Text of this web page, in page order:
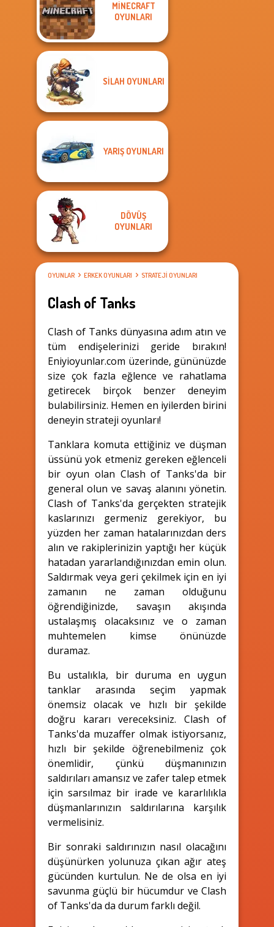
MINECRAFT
OYUNLARI
SILAH OYUNLARI
YARIŞ OYUNLARI
DÖVÜŞ
OYUNLARI
OYUNLAR ERKEK OYUNLARI STRATEJI OYUNLARI
Clash of Tanks
Clash of Tanks dünyasına adım atın ve
tüm endişelerinizi geride bırakın!
Eniyioyunlar.com üzerinde, gününüzde
size çok fazla eğlence ve rahatlama
getirecek birçok benzer deneyim
bulabilirsiniz. Hemen en iyilerden birini
deneyin strateji oyunları!
Tanklara komuta ettiğiniz ve düşman
üssünü yok etmeniz gereken eğlenceli
bir oyun olan Clash of Tanks'da bir
general olun ve savaş alanını yönetin.
Clash of Tanks'da gerçekten stratejik
kaslarınızı germeniz gerekiyor, bu
yüzden her zaman hatalarınızdan ders
alın ve rakiplerinizin yaptığı her küçük
hatadan yararlandığınızdan emin olun.
Saldırmak veya geri çekilmek için en iyi
zamanın ne zaman olduğunu
öğrendiğinizde, savaşın akışında
ustalaşmış olacaksınız ve o zaman
muhtemelen kimse önünüzde
duramaz.
Bu ustalıkla, bir duruma en uygun
tanklar arasında seçim yapmak
önemsiz olacak ve hızlı bir şekilde
doğru kararı vereceksiniz. Clash of
Tanks'da muzaffer olmak istiyorsanız,
hızlı bir şekilde öğrenebilmeniz çok
önemlidir, çünkü düşmanınızın
saldırıları amansız ve zafer talep etmek
için sarsılmaz bir irade ve kararlılıkla
düşmanlarınızın saldırılarına karşılık
vermelisiniz.
Bir sonraki saldırınızın nasıl olacağını
düşünürken yolunuza çıkan ağır ateş
gücünden kurtulun. Ne de olsa en iyi
savunma güçlü bir hücumdur ve Clash
of Tanks'da da durum farklı değil.